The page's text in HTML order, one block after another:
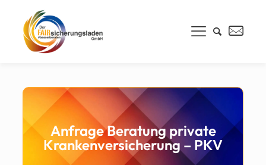
Anfrage Beratung private
Krankenversicherung – PKV